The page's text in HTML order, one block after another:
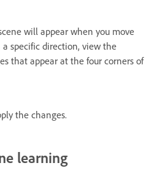
will appear when you move
specific direction, view the
that appear at the four corners of
the changes.
learning